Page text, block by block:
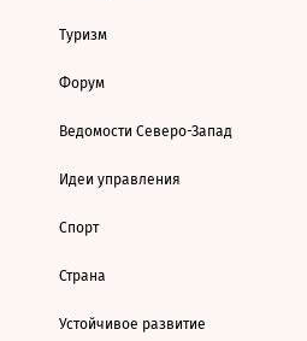
Туризм
Форум
Ведомости Северо-Запад
Идеи управления
Спорт
Страна
Устойчивое развитие